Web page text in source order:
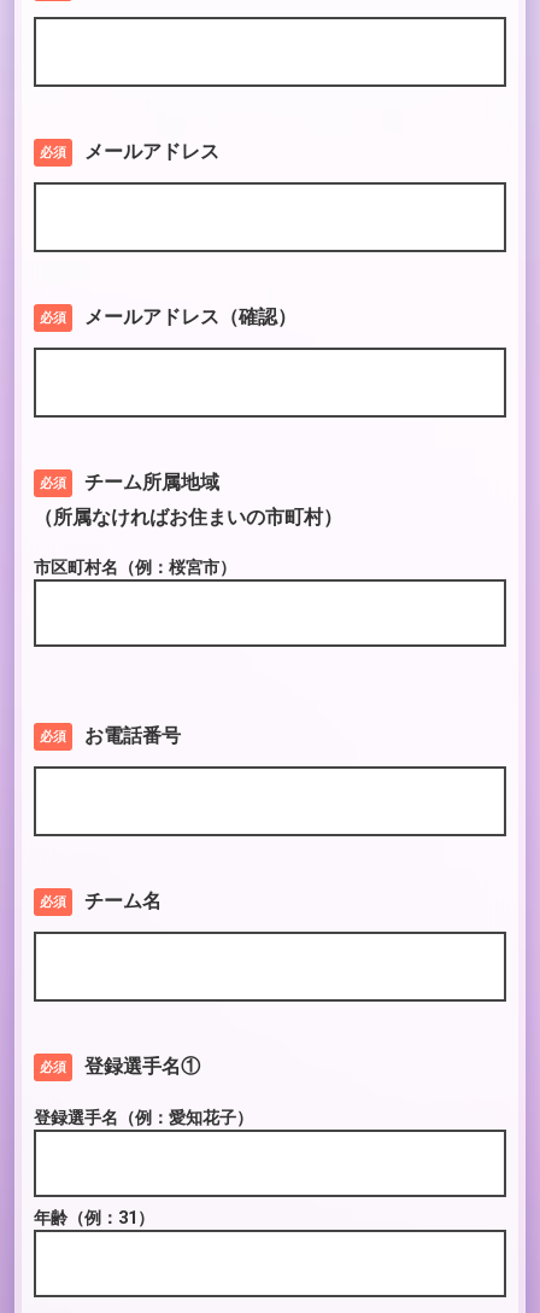
必須 メールアドレス
必須 メールアドレス（確認）
必須
チーム所属地域
（所属なければお住まいの市町村）
市区町村名（例：桜宮市）
必須 お電話番号
必須 チーム名
必須 登録選手名①
登録選手名 （例：愛知花子）
年齢 （例：31）